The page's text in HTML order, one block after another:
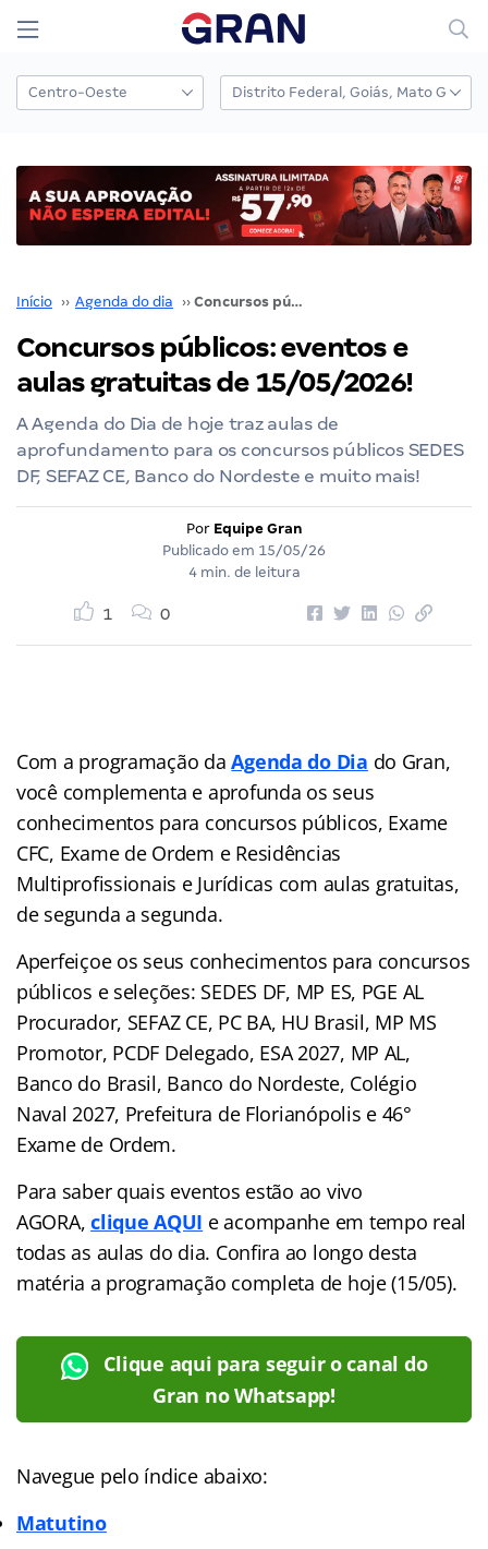
Início ›› Agenda do dia ›› Concursos públicos: eventos e aulas gratuitas de 15/05/2026!
Concursos públicos: eventos e
aulas gratuitas de 15/05/2026!
A Agenda do Dia de hoje traz aulas de
aprofundamento para os concursos públicos SEDES
DF, SEFAZ CE, Banco do Nordeste e muito mais!
Por Equipe Gran
Publicado em 15/05/26
4 min. de leitura
1 0
Com a programação daAgenda do Dia do Gran,
você complementa e aprofunda os seus
conhecimentos para concursos públicos, Exame
CFC, Exame de Ordem e Residências
Multiprofissionais e Jurídicas com aulas gratuitas,
de segunda a segunda.
Aperfeiçoe os seus conhecimentos para concursos
públicos e seleções: SEDES DF, MP ES, PGE AL
Procurador, SEFAZ CE, PC BA, HU Brasil, MP MS
Promotor, PCDF Delegado, ESA 2027, MP AL,
Banco do Brasil, Banco do Nordeste, Colégio
Naval 2027, Prefeitura de Florianópolis e 46°
Exame de Ordem.
Para saber quais eventos estão ao vivo
AGORA,clique AQUI e acompanhe em tempo real
todas as aulas do dia. Confira ao longo desta
matéria a programação completa de hoje (15/05).
Clique aqui para seguir o canal do
Gran no Whatsapp!
Navegue pelo índice abaixo:
Matutino